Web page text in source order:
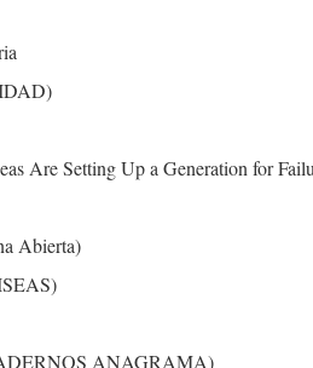
Are Setting Up a Generation for
Abierta)
ANAGRAMA)